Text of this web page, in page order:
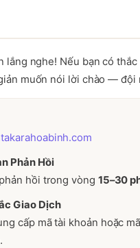
lắng nghe! Nếu bạn có
muốn nói lời chào — đội
Phản Hồi
hồi trong vòng 15–30
Giao Dịch
cấp mã tài khoản hoặc